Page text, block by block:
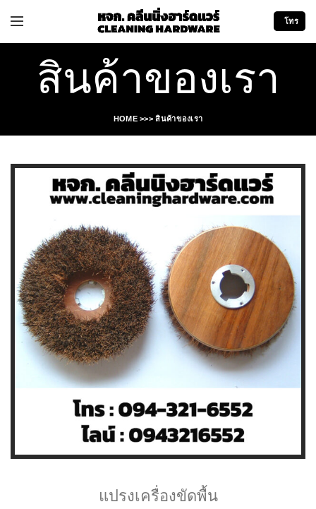
โทร
สินค้าของเรา
HOME>>>สินค้าของเรา
แปรงเครื่องขัดพื้น